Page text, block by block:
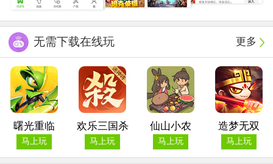
更多
无需下载在线玩
曙光重临
马上玩
欢乐三国杀
马上玩
仙山小农
马上玩
造梦无双
马上玩